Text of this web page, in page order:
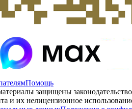
Помощь
защищены
и их нелицензионное